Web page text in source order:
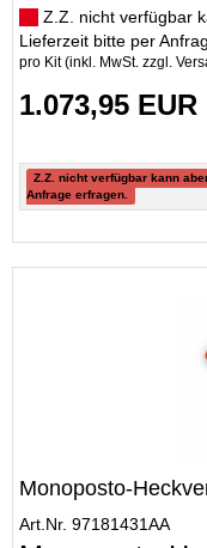
Z.Z. nicht verfügbar
Lieferzeit bitte per
pro Kit (inkl. MwSt. zzgl.
1.073,95 EUR
Z.Z. nicht verfügbar kann
Anfrage erfragen.
Monoposto-
Art.Nr. 97181431AA